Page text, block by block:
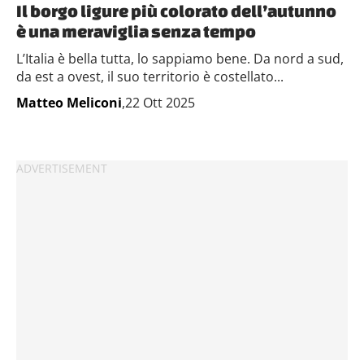
Il borgo ligure più colorato dell’autunno
è una meraviglia senza tempo
L’Italia è bella tutta, lo sappiamo bene. Da nord a sud,
da est a ovest, il suo territorio è costellato...
Matteo Meliconi,22 Ott 2025